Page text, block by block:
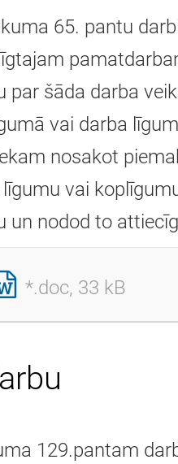
65. pantu
par šāda darba
vai darba
nosakot
vai
un nodod to
*.doc, 33 kB
129.pantam